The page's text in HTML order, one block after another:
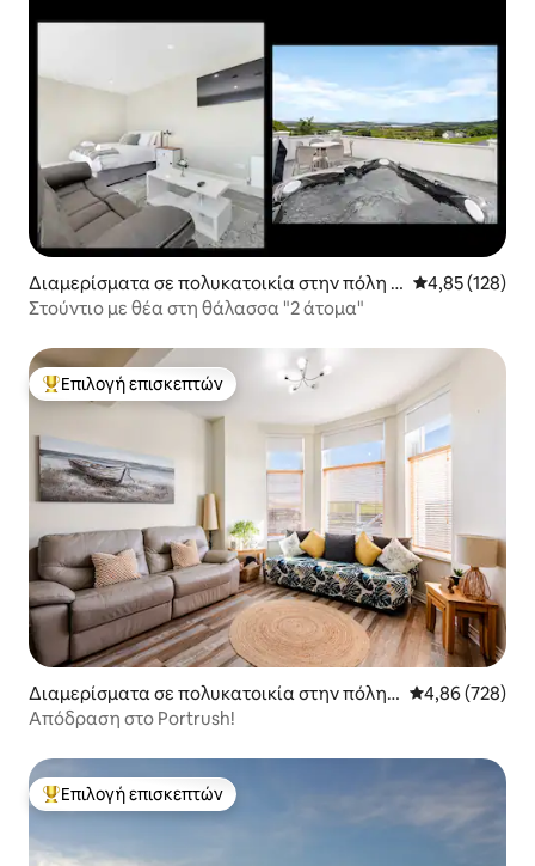
Διαμερίσματα σε πολυκατοικία στην πόλη B
urnfoot
Μέση
4,85 (128)
Στούντιο με θέα στη θάλασσα "2 άτομα"
Κορυφαία επιλογή επισκεπτών
Επιλογή επισκεπτών
Διαμερίσματα σε πολυκατοικία στην πόλη
Portrush
Μέση
4,86 (728)
Απόδραση στο Portrush!
Κορυφαία επιλογή επισκεπτών
Επιλογή επισκεπτών